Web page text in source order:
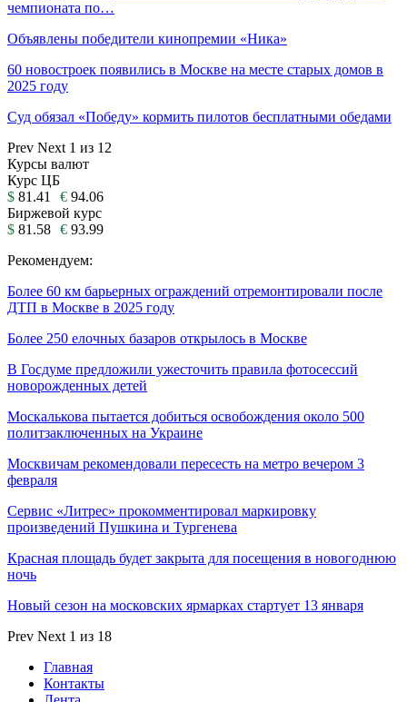
чемпионата по…
Объявлены победители кинопремии «Ника»
60 новостроек появились в Москве на месте старых домов в
2025 году
Суд обязал «Победу» кормить пилотов бесплатными обедами
Prev Next 1 из 12
Курсы валют
Курс ЦБ
$ 81.41 € 94.06
Биржевой курс
$ 81.58 € 93.99
Рекомендуем:
Более 60 км барьерных ограждений отремонтировали после
ДТП в Москве в 2025 году
Более 250 елочных базаров открылось в Москве
В Госдуме предложили ужесточить правила фотосессий
новорожденных детей
Москалькова пытается добиться освобождения около 500
политзаключенных на Украине
Москвичам рекомендовали пересесть на метро вечером 3
февраля
Сервис «Литрес» прокомментировал маркировку
произведений Пушкина и Тургенева
Красная площадь будет закрыта для посещения в новогоднюю
ночь
Новый сезон на московских ярмарках стартует 13 января
Prev Next 1 из 18
Главная
Контакты